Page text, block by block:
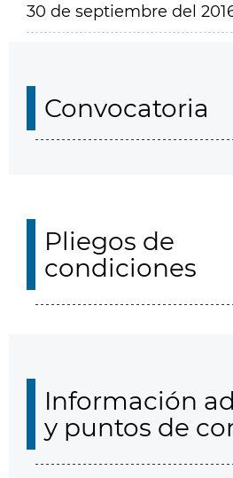
30 de septiembre del
Convocatoria
Pliegos de
condiciones
Información
y puntos de